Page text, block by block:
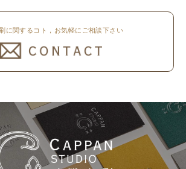
に関するコト，お気軽にご相談下さい